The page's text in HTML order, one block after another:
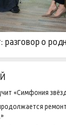
разговор о
«Симфония